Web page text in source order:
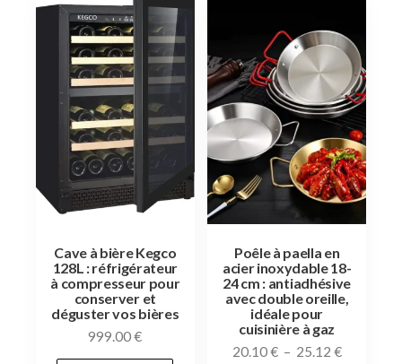
Cave à bière Kegco
128L : réfrigérateur
à compresseur pour
conserver et
déguster vos bières
999.00€
Poêle à paella en
acier inoxydable 18-
24 cm : antiadhésive
avec double oreille,
idéale pour
cuisinière à gaz
20.10€ – 25.12 €